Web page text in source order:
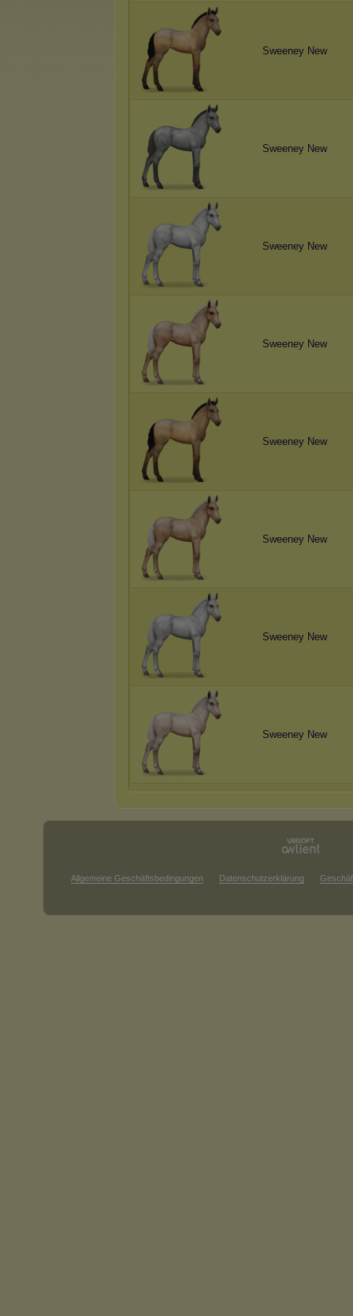
Sweeney New
Sweeney New
Sweeney New
Sweeney New
Sweeney New
Sweeney New
Sweeney New
Sweeney New
Allgemeine Geschäftsbedingungen Datenschutzerklärung